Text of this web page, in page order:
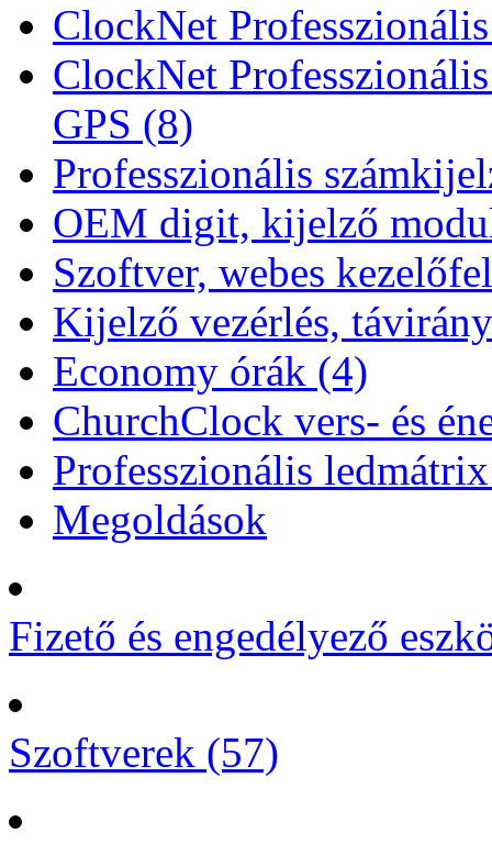
ClockNet
ClockNet
GPS (8)
Professzionális
OEM digit, kijelző
Szoftver, webes
Kijelző vezérlés,
Economy órák (4)
ChurchClock vers- és
Professzionális
Megoldások
Fizető és engedélyező
Szoftverek (57)